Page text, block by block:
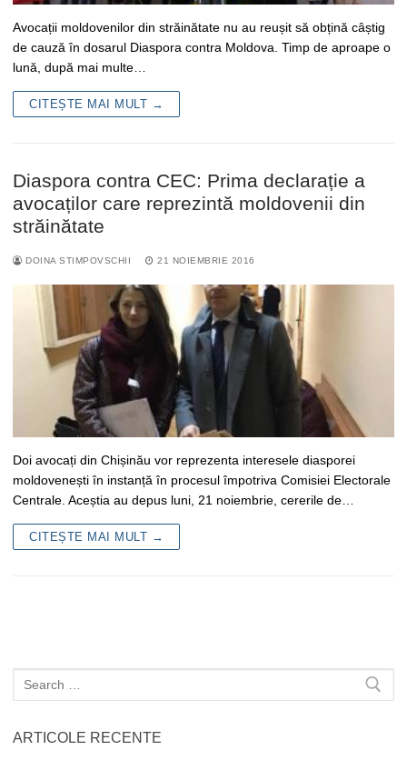
Avocații moldovenilor din străinătate nu au reușit să obțină câștig
de cauză în dosarul Diaspora contra Moldova. Timp de aproape o
lună, după mai multe…
CITEȘTE MAI MULT →
Diaspora contra CEC: Prima declarație a
avocaților care reprezintă moldovenii din
străinătate
DOINA STIMPOVSCHII 21 NOIEMBRIE 2016
Doi avocați din Chișinău vor reprezenta interesele diasporei
moldovenești în instanță în procesul împotriva Comisiei Electorale
Centrale. Aceștia au depus luni, 21 noiembrie, cererile de…
CITEȘTE MAI MULT →
Caută
după:
ARTICOLE RECENTE